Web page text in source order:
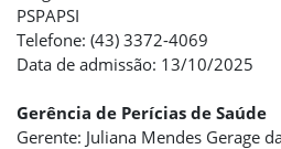
PSPAPSI
Telefone: (43) 3372-4069
Data de admissão: 13/10/2025
Gerência de Perícias de Saúde
Gerente: Juliana Mendes Gerage